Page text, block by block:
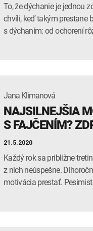
To, že dýchanie je jednou
chvíli, keď takým prestane
s dýchaním: od ochorení
Jana Klimanová
NAJSILNEJŠIA
S FAJČENÍM?
21.5.2020
Každý rok sa približne
z nich neúspešne.
motivácia prestať.